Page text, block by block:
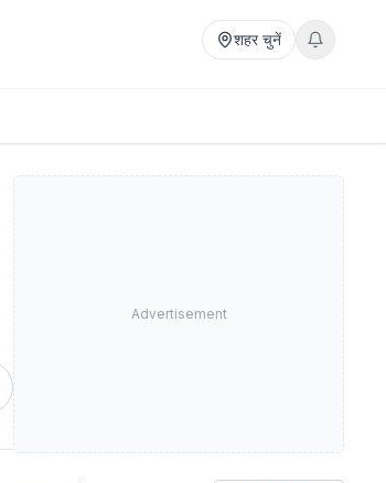
शहर चुनें
Advertisement